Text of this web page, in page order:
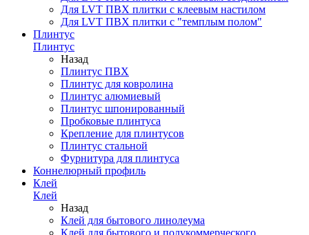
Для LVT ПВХ плитки с клеевым настилом
Для LVT ПВХ плитки с "темплым полом"
Плинтус
Плинтус
Назад
Плинтус ПВХ
Плинтус для ковролина
Плинтус алюмиевый
Плинтус шпонированный
Пробковые плинтуса
Крепление для плинтусов
Плинтус стальной
Фурнитура для плинтуса
Коннелюрный профиль
Клей
Клей
Назад
Клей для бытового линолеума
Клей для бытового и полукоммерческого